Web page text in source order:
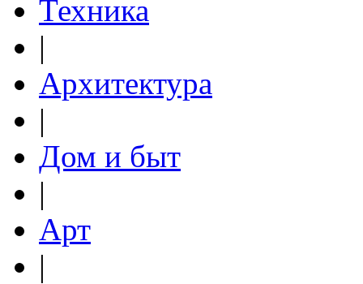
Техника
|
Архитектура
|
Дом и быт
|
Арт
|